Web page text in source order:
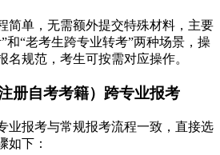
简单，无需额外提交特殊材料，主要
和“老考生跨专业转考”两种场景，操
名规范，考生可按需对应操作。
册自考考籍）跨专业报考
业报考与常规报考流程一致，直接选
如下：